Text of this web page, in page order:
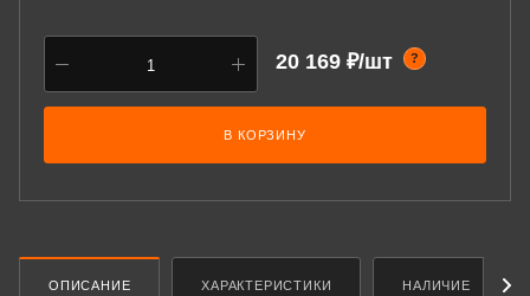
20 169 ₽/шт ?
В КОРЗИНУ
ОПИСАНИЕ ХАРАКТЕРИСТИКИ НАЛИЧИЕ